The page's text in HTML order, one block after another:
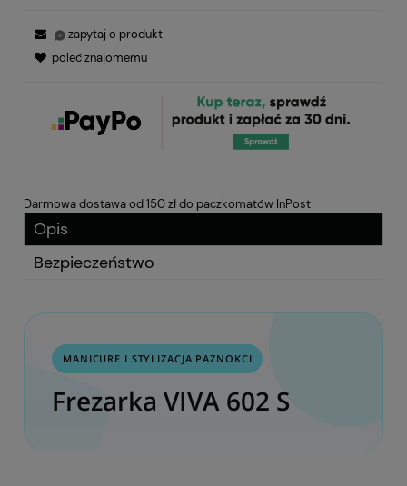
zapytaj o produkt
poleć znajomemu
Darmowa dostawa od 150 zł do paczkomatów InPost
Opis
Bezpieczeństwo
MANICURE I STYLIZACJA PAZNOKCI
Frezarka VIVA 602 S